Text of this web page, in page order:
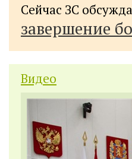
Сейчас ЗС
завершение
Видео